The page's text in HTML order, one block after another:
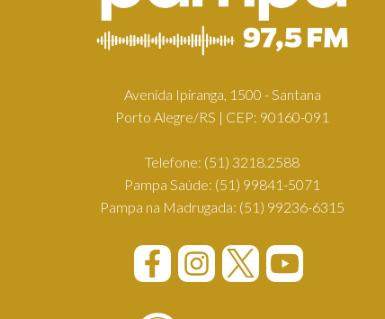
Avenida Ipiranga, 1500 - Santana
Porto Alegre/RS | CEP: 90160-091
Telefone: (51) 3218.2588
Pampa Saúde: (51) 99841-5071
Pampa na Madrugada: (51) 99236-6315